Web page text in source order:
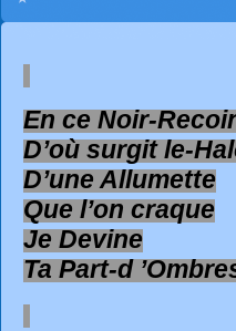
En ce Noir-
D’où surgit le-
D’une Allumette
Que l’on craque
Je Devine
Ta Part-d